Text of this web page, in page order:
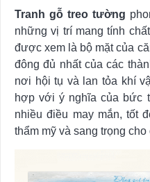
Tranh gỗ treo tường
những vị trí mang tính
được xem là bộ mặt của
đông đủ nhất của các
nơi hội tụ và lan tỏa khí
hợp với ý nghĩa của bức
nhiều điều may mắn, tốt
thẩm mỹ và sang trọng cho